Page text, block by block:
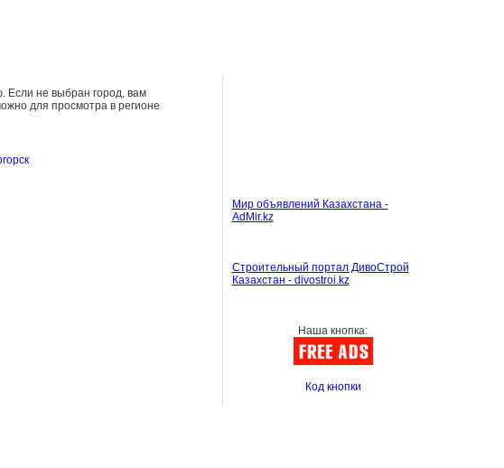
Если не выбран город, вам
для просмотра в регионе
Мир объявлений Казахстана -
AdMir.kz
Строительный портал ДивоСтрой
Казахстан - divostroi.kz
Наша кнопка:
Код кнопки